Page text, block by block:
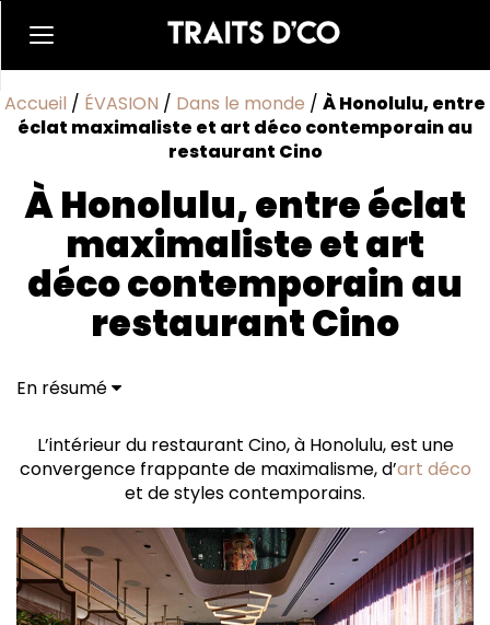
Accueil / ÉVASION / Dans le monde / À Honolulu, entre
éclat maximaliste et art déco contemporain au
restaurant Cino
À Honolulu, entre éclat
maximaliste et art
déco contemporain au
restaurant Cino
En résumé
Un festival de couleurs et de styles éclectiques
Élégance et opulence au bar à cocktails de Cino
Élégance avant-garde
L’intérieur du restaurant Cino, à Honolulu, est une
convergence frappante de maximalisme, d’art déco
et de styles contemporains.